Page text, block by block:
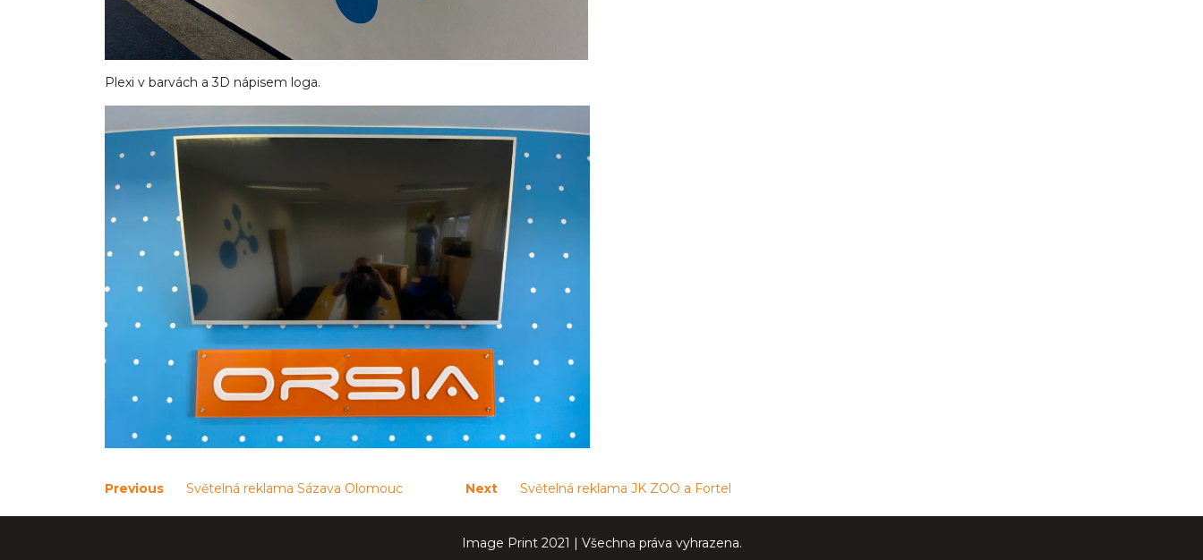
Plexi v barvách a 3D nápisem loga.
Navigace
pro
Previous
Previous
Světelná reklama Sázava Olomouc Next
Next
Světelná reklama JK ZOO a Fortel
Image Print 2021 | Všechna práva vyhrazena.